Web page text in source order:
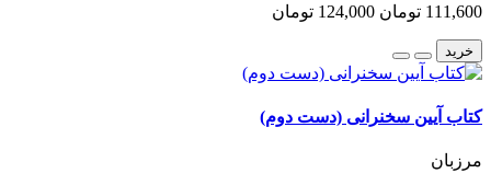
111,600 تومان 124,000 تومان
خرید
کتاب آیین سخنرانی (دست دوم)
مرزبان